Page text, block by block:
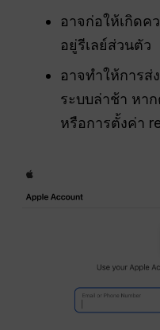
อาจก่อให้เกิดค
อยู่รีเลย์ส่วนตัว
อาจทำให้การส่
ระบบล่าช้า หา
หรือการตั้งค่า